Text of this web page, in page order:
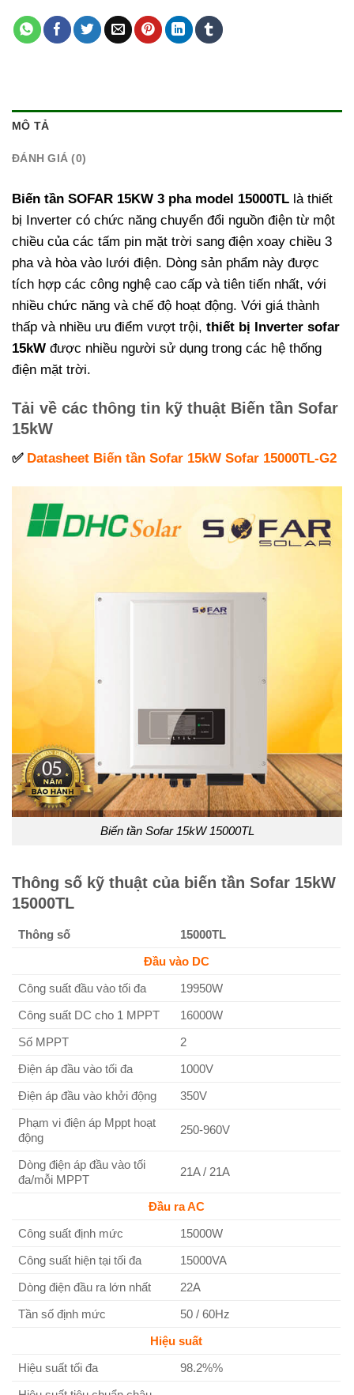
MÔ TẢ
ĐÁNH GIÁ (0)
Biến tần SOFAR 15KW 3 pha model 15000TL là thiết
bị Inverter có chức năng chuyển đổi nguồn điện từ một
chiều của các tấm pin mặt trời sang điện xoay chiều 3
pha và hòa vào lưới điện. Dòng sản phẩm này được
tích hợp các công nghệ cao cấp và tiên tiến nhất, với
nhiều chức năng và chế độ hoạt động. Với giá thành
thấp và nhiều ưu điểm vượt trội, thiết bị Inverter sofar
15kW được nhiều người sử dụng trong các hệ thống
điện mặt trời.
Tải về các thông tin kỹ thuật Biến tần Sofar
15kW
✅ Datasheet Biến tần Sofar 15kW Sofar 15000TL-G2
Biến tần Sofar 15kW 15000TL
Thông số kỹ thuật của biến tần Sofar 15kW
15000TL
Thông số
15000TL
Đầu vào DC
Công suất đầu vào tối đa
19950W
Công suất DC cho 1 MPPT
16000W
Số MPPT
2
Điện áp đầu vào tối đa
1000V
Điện áp đầu vào khởi động
350V
Phạm vi điện áp Mppt hoạt
động
250-960V
Dòng điện áp đầu vào tối
đa/mỗi MPPT
21A / 21A
Đầu ra AC
Công suất định mức
15000W
Công suất hiện tại tối đa
15000VA
Dòng điện đầu ra lớn nhất
22A
Tần số định mức
50 / 60Hz
Hiệu suất
Hiệu suất tối đa
98.2%%